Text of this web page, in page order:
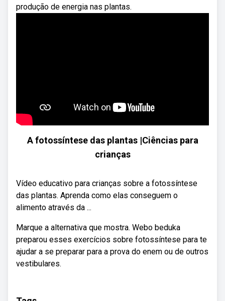
produção de energia nas plantas.
A fotossíntese das plantas |Ciências para
crianças
Vídeo educativo para crianças sobre a fotossíntese
das plantas. Aprenda como elas conseguem o
alimento através da ...
Marque a alternativa que mostra. Webo beduka
preparou esses exercícios sobre fotossíntese para te
ajudar a se preparar para a prova do enem ou de outros
vestibulares.